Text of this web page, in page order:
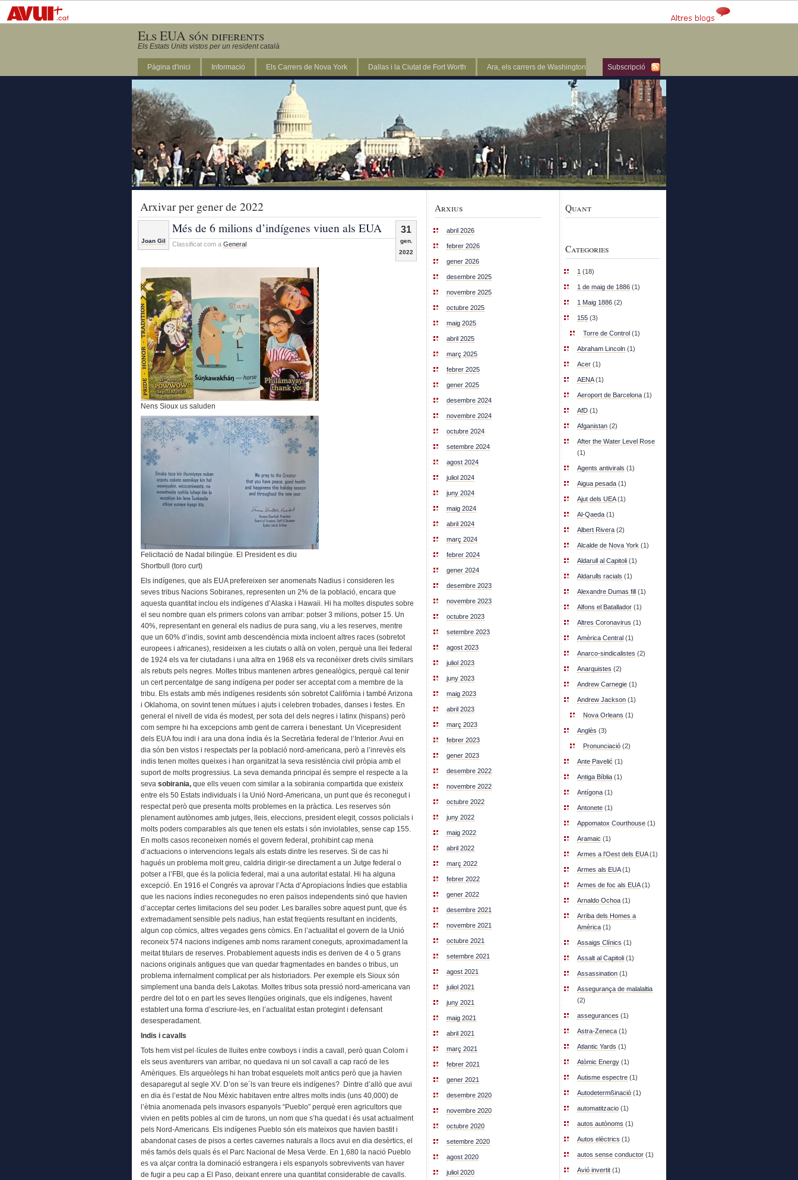
Els EUA són diferents
Els Estats Units vistos per un resident català
Subscripció
Pàgina d'inici Informació Els Carrers de Nova York Dallas i la Ciutat de Fort Worth Ara, els carrers de Washington
Arxivar per gener de 2022
31
gen.
2022
Joan Gil
Més de 6 milions d’indígenes viuen als EUA
Classificat com a General
Nens Sioux us saluden
Felicitació de Nadal bilingüe. El President es diu
Shortbull (toro curt)
Els indígenes, que als EUA prefereixen ser anomenats Nadius i consideren les
seves tribus Nacions Sobiranes, representen un 2% de la població, encara que
aquesta quantitat inclou els indígenes d’Alaska i Hawaii. Hi ha moltes disputes sobre
el seu nombre quan els primers colons van arribar: potser 3 milions, potser 15. Un
40%, representant en general els nadius de pura sang, viu a les reserves, mentre
que un 60% d’indis, sovint amb descendència mixta incloent altres races (sobretot
europees i africanes), resideixen a les ciutats o allà on volen, perquè una llei federal
de 1924 els va fer ciutadans i una altra en 1968 els va reconèixer drets civils similars
als rebuts pels negres. Moltes tribus mantenen arbres genealògics, perquè cal tenir
un cert percentatge de sang indígena per poder ser acceptat com a membre de la
tribu. Els estats amb més indígenes residents són sobretot Califòrnia i també Arizona
i Oklahoma, on sovint tenen mútues i ajuts i celebren trobades, danses i festes. En
general el nivell de vida és modest, per sota del dels negres i latinx (hispans) però
com sempre hi ha excepcions amb gent de carrera i benestant. Un Vicepresident
dels EUA fou indi i ara una dona índia és la Secretària federal de l’Interior. Avui en
dia són ben vistos i respectats per la població nord-americana, però a l’inrevès els
indis tenen moltes queixes i han organitzat la seva resistència civil pròpia amb el
suport de molts progressius. La seva demanda principal és sempre el respecte a la
seva sobirania, que ells veuen com similar a la sobirania compartida que existeix
entre els 50 Estats individuals i la Unió Nord-Americana, un punt que és reconegut i
respectat però que presenta molts problemes en la pràctica. Les reserves són
plenament autònomes amb jutges, lleis, eleccions, president elegit, cossos policials i
molts poders comparables als que tenen els estats i són inviolables, sense cap 155.
En molts casos reconeixen només el govern federal, prohibint cap mena
d’actuacions o intervencions legals als estats dintre les reserves. Si de cas hi
hagués un problema molt greu, caldria dirigir-se directament a un Jutge federal o
potser a l’FBI, que és la policia federal, mai a una autoritat estatal. Hi ha alguna
excepció. En 1916 el Congrés va aprovar l’Acta d’Apropiacions Índies que establia
que les nacions índies reconegudes no eren països independents sinó que havien
d’acceptar certes limitacions del seu poder. Les baralles sobre aquest punt, que és
extremadament sensible pels nadius, han estat freqüents resultant en incidents,
algun cop còmics, altres vegades gens còmics. En l’actualitat el govern de la Unió
reconeix 574 nacions indígenes amb noms rarament coneguts, aproximadament la
meitat titulars de reserves. Probablement aquests indis es deriven de 4 o 5 grans
nacions originals antigues que van quedar fragmentades en bandes o tribus, un
problema infernalment complicat per als historiadors. Per exemple els Sioux són
simplement una banda dels Lakotas. Moltes tribus sota pressió nord-americana van
perdre del tot o en part les seves llengües originals, que els indígenes, havent
establert una forma d’escriure-les, en l’actualitat estan protegint i defensant
desesperadament.
Indis i cavalls
Tots hem vist pel·lícules de lluites entre cowboys i indis a cavall, però quan Colom i
els seus aventurers van arribar, no quedava ni un sol cavall a cap racó de les
Amèriques. Els arqueòlegs hi han trobat esquelets molt antics però que ja havien
desaparegut al segle XV. D’on se´ls van treure els indígenes? Dintre d’allò que avui
en dia és l’estat de Nou Mèxic habitaven entre altres molts indis (uns 40,000) de
l’ètnia anomenada pels invasors espanyols “Pueblo” perquè eren agricultors que
vivien en petits pobles al cim de turons, un nom que s’ha quedat i és usat actualment
pels Nord-Americans. Els indígenes Pueblo són els mateixos que havien bastit i
abandonat cases de pisos a certes cavernes naturals a llocs avui en dia desèrtics, el
més famós dels quals és el Parc Nacional de Mesa Verde. En 1,680 la nació Pueblo
es va alçar contra la dominació estrangera i els espanyols sobrevivents van haver
de fugir a peu cap a El Paso, deixant enrere una quantitat considerable de cavalls.
Arxius
abril 2026
febrer 2026
gener 2026
desembre 2025
novembre 2025
octubre 2025
maig 2025
abril 2025
març 2025
febrer 2025
gener 2025
desembre 2024
novembre 2024
octubre 2024
setembre 2024
agost 2024
juliol 2024
juny 2024
maig 2024
abril 2024
març 2024
febrer 2024
gener 2024
desembre 2023
novembre 2023
octubre 2023
setembre 2023
agost 2023
juliol 2023
juny 2023
maig 2023
abril 2023
març 2023
febrer 2023
gener 2023
desembre 2022
novembre 2022
octubre 2022
juny 2022
maig 2022
abril 2022
març 2022
febrer 2022
gener 2022
desembre 2021
novembre 2021
octubre 2021
setembre 2021
agost 2021
juliol 2021
juny 2021
maig 2021
abril 2021
març 2021
febrer 2021
gener 2021
desembre 2020
novembre 2020
octubre 2020
setembre 2020
agost 2020
juliol 2020
Quant
Categories
1 (18)
1 de maig de 1886 (1)
1 Maig 1886 (2)
155 (3)
Torre de Control (1)
Abraham Lincoln (1)
Acer (1)
AENA(1)
Aeroport de Barcelona (1)
AfD (1)
Afganistan (2)
After the Water Level Rose
(1)
Agents antivirals (1)
Aigua pesada (1)
Ajut dels UEA(1)
Al-Qaeda (1)
Albert Rivera (2)
Alcalde de Nova York (1)
Aldarull al Capitoli (1)
Aldarulls racials (1)
Alexandre Dumas fill (1)
Alfons el Batallador (1)
Altres Coronavirus (1)
Amèrica Central (1)
Anarco-sindicalistes (2)
Anarquistes (2)
Andrew Carnegie (1)
Andrew Jackson (1)
Nova Orleans (1)
Anglès (3)
Pronunciació (2)
Ante Pavelić (1)
Antiga Bíblia (1)
Antígona (1)
Antonete (1)
Appomatox Courthouse (1)
Aramaic (1)
Armes a l'Oest dels EUA(1)
Armes als EUA(1)
Armes de foc als EUA(1)
Arnaldo Ochoa (1)
Arriba dels Homes a
Amèrica (1)
Assaigs Clínics (1)
Assalt al Capitoli (1)
Assassination (1)
Assegurança de malalaltia
(2)
assegurances (1)
Astra-Zeneca (1)
Atlantic Yards (1)
Atòmic Energy (1)
Autisme espectre (1)
Autodetermßinació (1)
automatitzacio (1)
autos autònoms (1)
Autos elèctrics (1)
autos sense conductor (1)
Avió invertit (1)